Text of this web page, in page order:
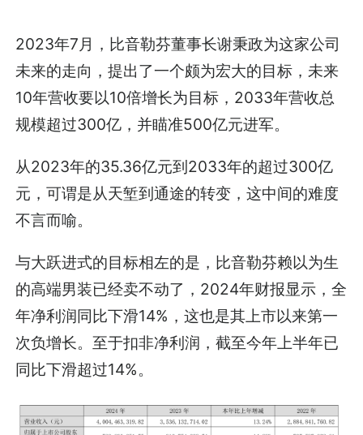
2023年7月，比音勒芬董事长谢秉政为这家公司
未来的走向，提出了一个颇为宏大的目标，未来
10年营收要以10倍增长为目标，2033年营收总
规模超过300亿，并瞄准500亿元进军。
从2023年的35.36亿元到2033年的超过300亿
元，可谓是从天堑到通途的转变，这中间的难度
不言而喻。
与大跃进式的目标相左的是，比音勒芬赖以为生
的高端男装已经卖不动了，2024年财报显示，全
年净利润同比下滑14%，这也是其上市以来第一
次负增长。至于扣非净利润，截至今年上半年已
同比下滑超过14%。